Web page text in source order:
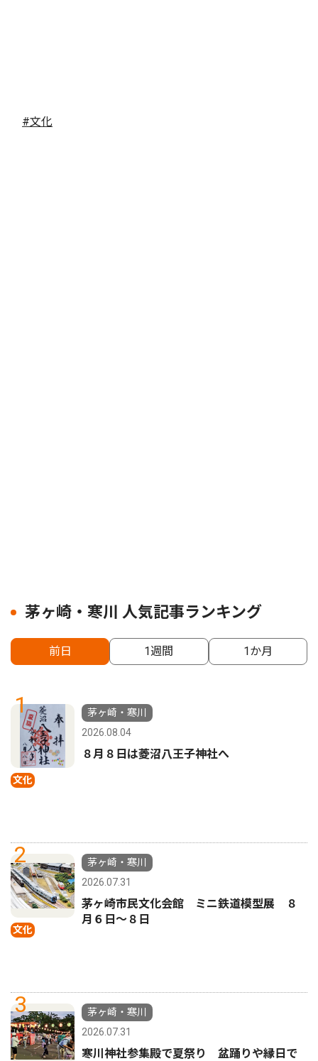
#文化
茅ヶ崎・寒川 人気記事ランキング
前日 1週間 1か月
1
文化
茅ヶ崎・寒川
2026.08.04
８月８日は菱沼八王子神社へ
2
文化
茅ヶ崎・寒川
2026.07.31
茅ヶ崎市民文化会館 ミニ鉄道模型展 ８
月６日〜８日
3
茅ヶ崎・寒川
2026.07.31
寒川神社参集殿で夏祭り 盆踊りや縁日で